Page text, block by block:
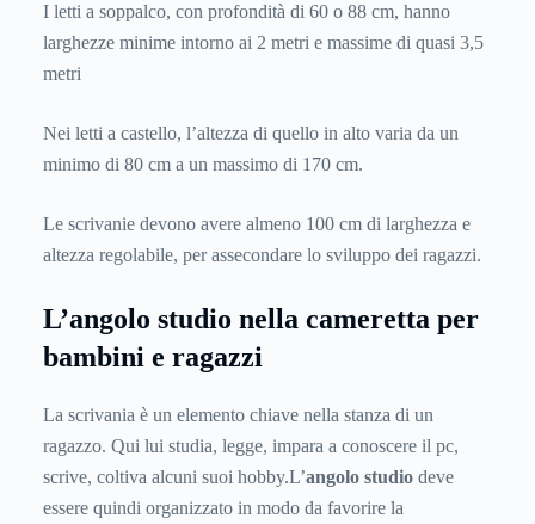
I letti a soppalco, con profondità di 60 o 88 cm, hanno
larghezze minime intorno ai 2 metri e massime di quasi 3,5
metri
Nei letti a castello, l’altezza di quello in alto varia da un
minimo di 80 cm a un massimo di 170 cm.
Le scrivanie devono avere almeno 100 cm di larghezza e
altezza regolabile, per assecondare lo sviluppo dei ragazzi.
L’angolo studio nella cameretta per
bambini e ragazzi
La scrivania è un elemento chiave nella stanza di un
ragazzo. Qui lui studia, legge, impara a conoscere il pc,
scrive, coltiva alcuni suoi hobby.L’angolo studio deve
essere quindi organizzato in modo da favorire la